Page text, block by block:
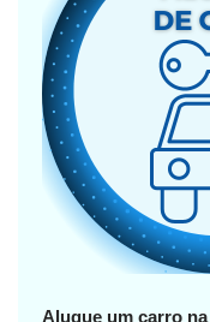
Alugue um carro na